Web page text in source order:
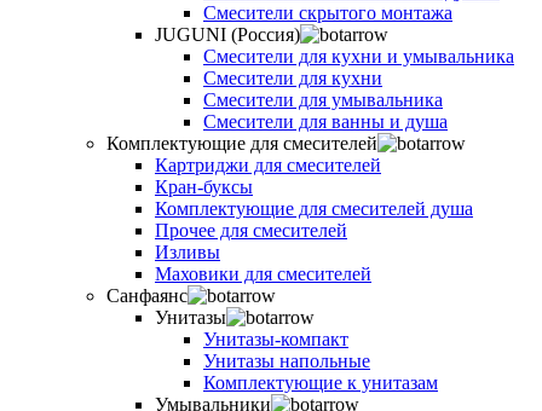
Смесители скрытого монтажа
JUGUNI (Россия)
Смесители для кухни и умывальника
Смесители для кухни
Смесители для умывальника
Смесители для ванны и душа
Комплектующие для смесителей
Картриджи для смесителей
Кран-буксы
Комплектующие для смесителей душа
Прочее для смесителей
Изливы
Маховики для смесителей
Санфаянс
Унитазы
Унитазы-компакт
Унитазы напольные
Комплектующие к унитазам
Умывальники